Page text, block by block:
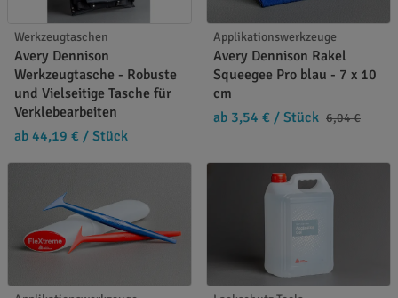
Werkzeugtaschen
Avery Dennison
Werkzeugtasche - Robuste
und Vielseitige Tasche für
Verklebearbeiten
ab 44,19 € / Stück
Applikationswerkzeuge
Avery Dennison Rakel
Squeegee Pro blau - 7 x 10
cm
ab 3,54 € / Stück 6,04 €